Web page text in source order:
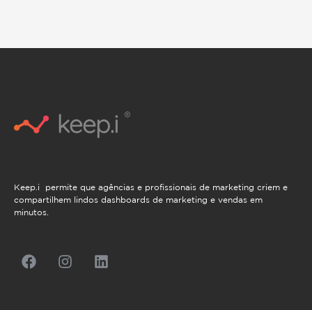
Keep.i permite que agências e profissionais de marketing criem e
compartilhem lindos dashboards de marketing e vendas em
minutos.